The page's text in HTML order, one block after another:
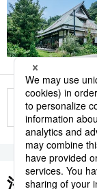
注目のキー